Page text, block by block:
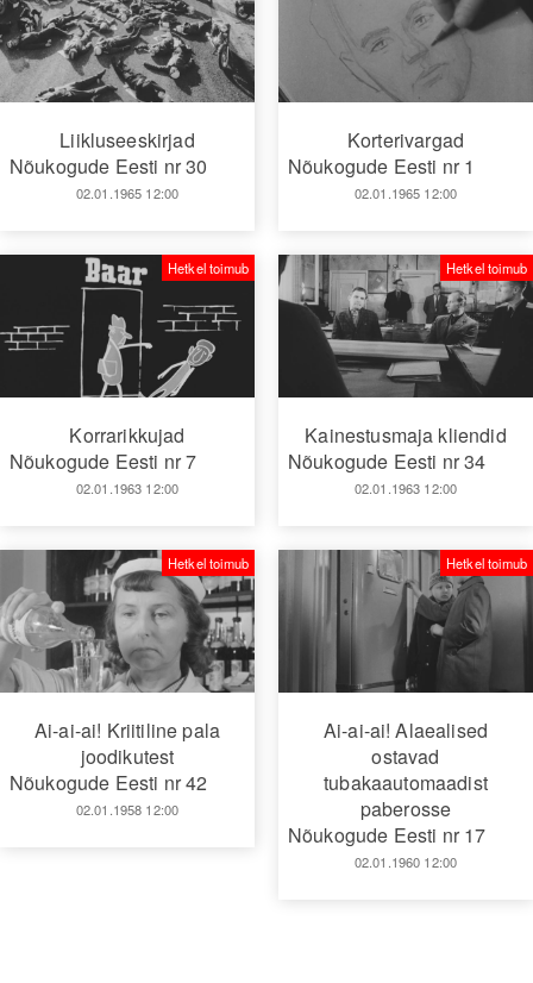
Liikluseeskirjad
Nõukogude Eesti nr 30
02.01.1965 12:00
Korterivargad
Nõukogude Eesti nr 1
02.01.1965 12:00
Korrarikkujad
Nõukogude Eesti nr 7
02.01.1963 12:00
Hetkel toimub
Kainestusmaja kliendid
Nõukogude Eesti nr 34
02.01.1963 12:00
Hetkel toimub
Ai-ai-ai! Kriitiline pala
joodikutest
Nõukogude Eesti nr 42
02.01.1958 12:00
Hetkel toimub
Ai-ai-ai! Alaealised
ostavad
tubakaautomaadist
paberosse
Nõukogude Eesti nr 17
02.01.1960 12:00
Hetkel toimub